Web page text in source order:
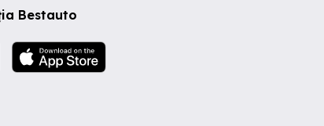
Bestauto